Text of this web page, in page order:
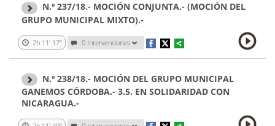
N.º 237/18.- MOCIÓN CONJUNTA.- (MOCIÓN DEL
GRUPO MUNICIPAL MIXTO).-
2h 11' 17'' 0 Intervenciones
N.º 238/18.- MOCIÓN DEL GRUPO MUNICIPAL
GANEMOS CÓRDOBA.- 3.5. EN SOLIDARIDAD CON
NICARAGUA.-